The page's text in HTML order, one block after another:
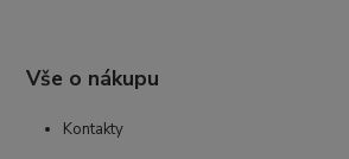
Vše o nákupu
Kontakty